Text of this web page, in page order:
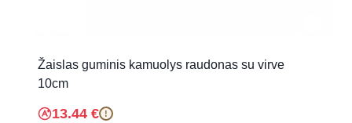
Žaislas guminis kamuolys raudonas su virve
10cm
13.44 € !